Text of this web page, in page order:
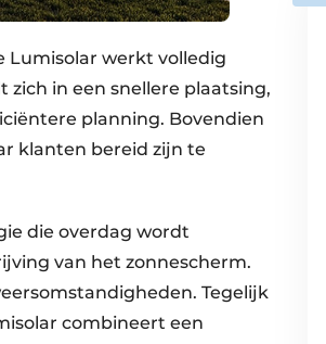
Lumisolar werkt volledig
in een snellere plaatsing,
planning. Bovendien
klanten bereid zijn te
die overdag wordt
van het zonnescherm.
Tegelijk
combineert een